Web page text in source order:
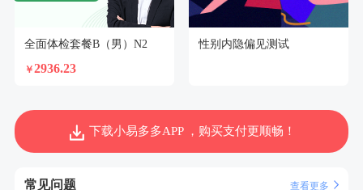
全面体检套餐B（男）N2
￥2936.23
性别内隐偏见测试
下载小易多多APP ，购买支付更顺畅！
常见问题 查看更多